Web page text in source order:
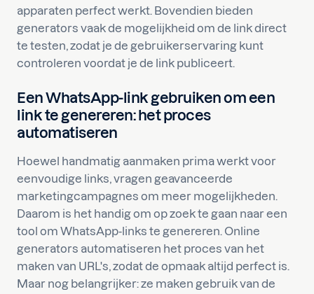
apparaten perfect werkt. Bovendien bieden
generators vaak de mogelijkheid om de link direct
te testen, zodat je de gebruikerservaring kunt
controleren voordat je de link publiceert.
Een WhatsApp-link gebruiken om een
link te genereren: het proces
automatiseren
Hoewel handmatig aanmaken prima werkt voor
eenvoudige links, vragen geavanceerde
marketingcampagnes om meer mogelijkheden.
Daarom is het handig om op zoek te gaan naar een
tool om WhatsApp-links te genereren. Online
generators automatiseren het proces van het
maken van URL's, zodat de opmaak altijd perfect is.
Maar nog belangrijker: ze maken gebruik van de